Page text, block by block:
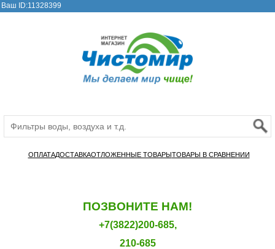
Ваш ID:11328399
ОПЛАТАДОСТАВКАОТЛОЖЕННЫЕ ТОВАРЫТОВАРЫ В СРАВНЕНИИ
ПОЗВОНИТЕ НАМ!
+7(3822)200-685,
210-685